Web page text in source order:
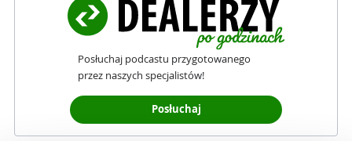
Posłuchaj podcastu przygotowanego
przez naszych specjalistów!
Posłuchaj